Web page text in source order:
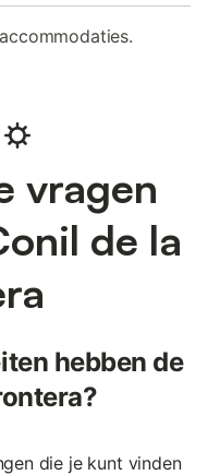
vragen
de la
hebben de
die je kunt vinden